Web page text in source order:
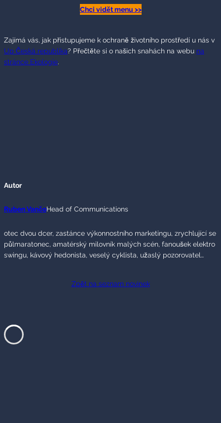
Chci vidět menu >>
Zajímá vás, jak přistupujeme k ochraně životního prostředí u nás v
Up Česká republika? Přečtěte si o našich snahách na webu na
stránce Ekologie.
Autor
Ruben VančoHead of Communications
otec dvou dcer, zastánce výkonnostního marketingu, zrychlující se
půlmaratonec, amatérský milovník malých scén, fanoušek elektro
swingu, kávový hedonista, veselý cyklista, užaslý pozorovatel…
Zpět na seznam novinek